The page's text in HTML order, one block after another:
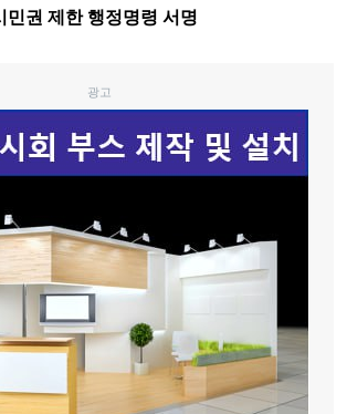
민권 제한 행정명령 서명